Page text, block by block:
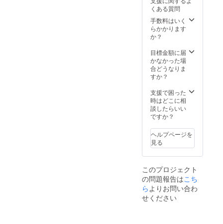
真 + お
礼メッ
セージ
メール
ルのお
名前掲
載（エ
※ エキ
ストラ
出演で
は演出
出しは
ありま
せん ※
撮影ス
にはス
タッフ
数名常
駐して
メッ
セージ
・エン
ドロー
載（備
考欄に
ご希望
力くだ
さい）
《 使用
日程 》
5月14
日,15
日,21
日,22日
れかの1
日 ※ 日
程が決
まり次
第、支
談させ
ていた
だくこ
とがあ
ります
優先的
に名前
を掲載
させて
頂きま
備考欄
にご希
望のお
名前を
くださ
い 〈内
容〉 ・
MV映像
前掲載
（最大5
文字）
・お礼
オメッ
セージ
・エン
ドロー
ルでの
くある質問
手数料はいく
らかかります
か？
目標金額に届
かなかった場
合どうなりま
すか？
支援で困った
時はどこに相
談したらいい
ですか？
ヘルプページを
見る
このプロジェクト
の問題報告はこち
ら よりお問い合わ
せください